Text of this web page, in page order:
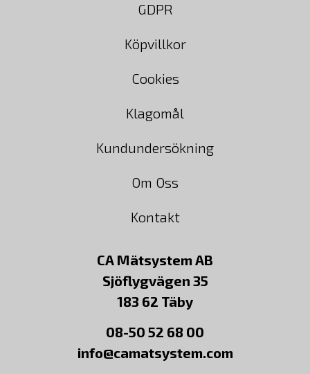
GDPR
Köpvillkor
Cookies
Klagomål
Kundundersökning
Om Oss
Kontakt
CA Mätsystem AB
Sjöflygvägen 35
183 62 Täby
08-50 52 68 00
info@camatsystem.com